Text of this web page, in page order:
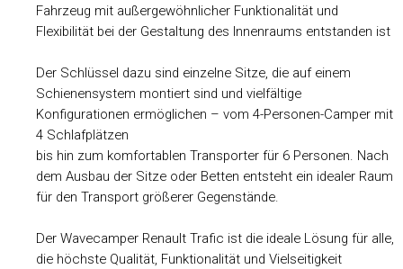
Fahrzeug mit außergewöhnlicher Funktionalität und
Flexibilität bei der Gestaltung des Innenraums entstanden ist
Der Schlüssel dazu sind einzelne Sitze, die auf einem
Schienensystem montiert sind und vielfältige
Konfigurationen ermöglichen – vom 4-Personen-Camper mit
4 Schlafplätzen
bis hin zum komfortablen Transporter für 6 Personen. Nach
dem Ausbau der Sitze oder Betten entsteht ein idealer Raum
für den Transport größerer Gegenstände.
Der Wavecamper Renault Trafic ist die ideale Lösung für alle,
die höchste Qualität, Funktionalität und Vielseitigkeit